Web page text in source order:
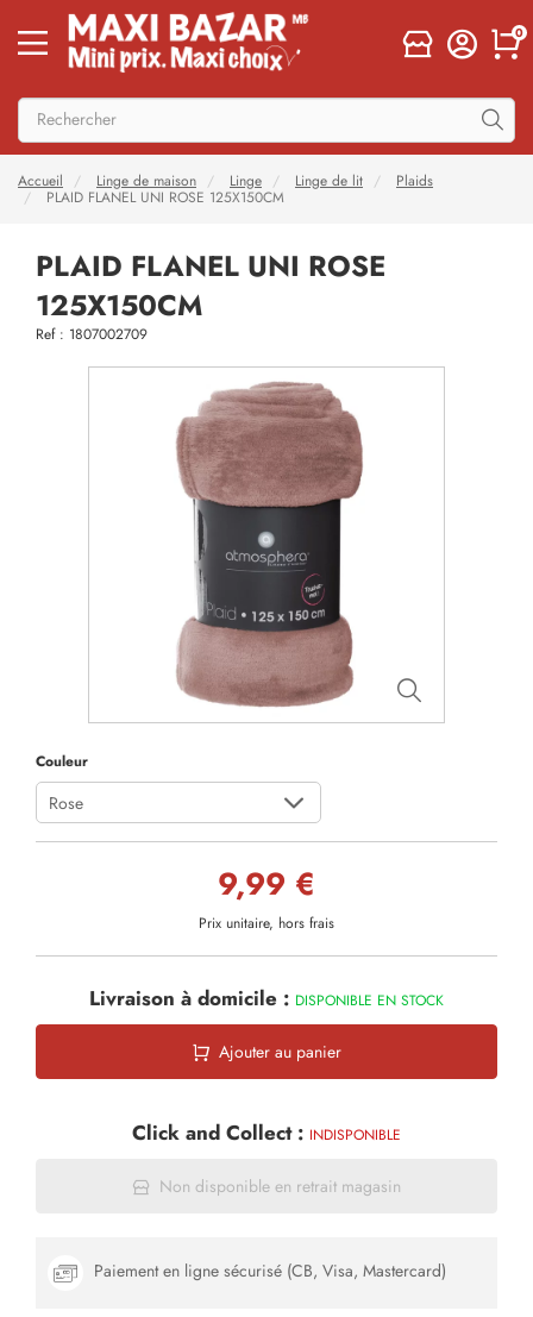
0
Accueil Linge de maison Linge Linge de lit
Plaids
PLAID FLANEL UNI ROSE 125X150CM
PLAID FLANEL UNI ROSE
125X150CM
Ref : 1807002709
Couleur
Rose
9,99 €
Prix unitaire, hors frais
Livraison à domicile : DISPONIBLE EN STOCK
Ajouter au panier
Click and Collect : INDISPONIBLE
Non disponible en retrait magasin
Paiement en ligne sécurisé (CB, Visa, Mastercard)